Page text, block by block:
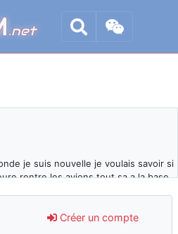
.net
je suis nouvelle je voulais savoir si
rentre les avions tout sa a la base
blocages du site ces derniers
le spam et les bots trop nocifs
Créer un compte